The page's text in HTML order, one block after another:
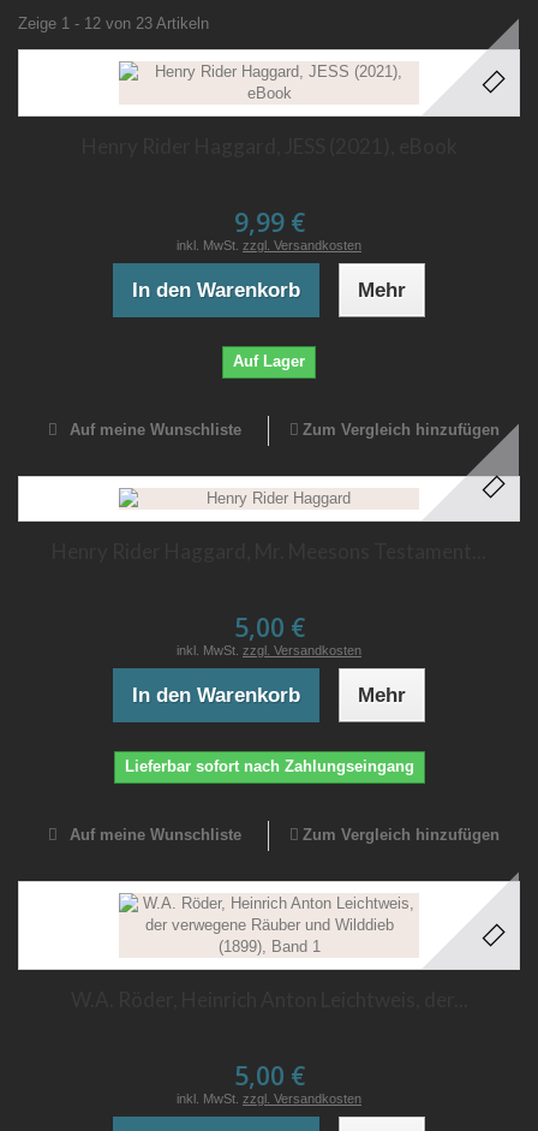
Zeige 1 - 12 von 23 Artikeln
9,99 €
inkl. MwSt. zzgl. Versandkosten
In den Warenkorb Mehr
Auf Lager
Auf meine Wunschliste Zum Vergleich hinzufügen
5,00 €
inkl. MwSt. zzgl. Versandkosten
In den Warenkorb Mehr
Lieferbar sofort nach Zahlungseingang
Auf meine Wunschliste Zum Vergleich hinzufügen
5,00 €
inkl. MwSt. zzgl. Versandkosten